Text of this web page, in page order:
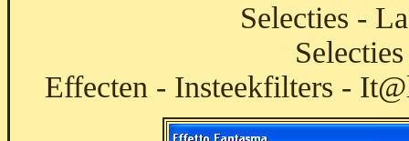
Selecties -
Effecten - Insteekfilters -